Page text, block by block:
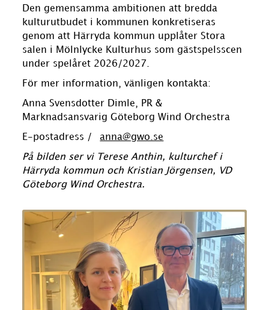
Den gemensamma ambitionen att bredda
kulturutbudet i kommunen konkretiseras
genom att Härryda kommun upplåter Stora
salen i Mölnlycke Kulturhus som gästspelsscen
under spelåret 2026/2027.
För mer information, vänligen kontakta:
Anna Svensdotter Dimle, PR &
Marknadsansvarig Göteborg Wind Orchestra
E-postadress / anna@gwo.se
På bilden ser vi Terese Anthin, kulturchef i
Härryda kommun och Kristian Jörgensen, VD
Göteborg Wind Orchestra.